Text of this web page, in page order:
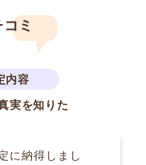
ミ
実を知りた
に納得しまし